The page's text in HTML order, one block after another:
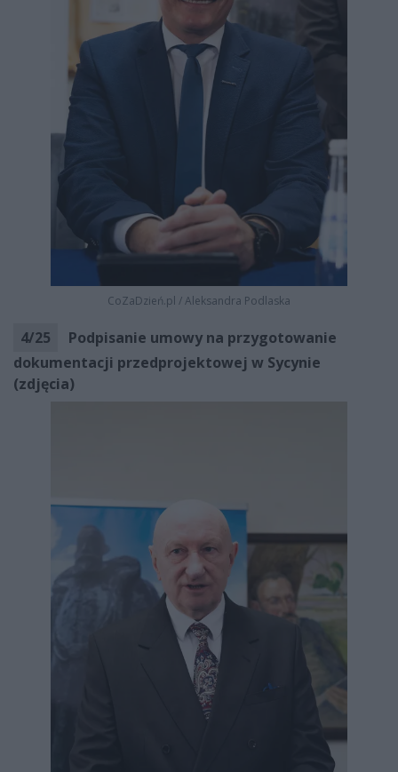
CoZaDzień.pl /Aleksandra Podlaska
4/25
Podpisanie umowy na przygotowanie
dokumentacji przedprojektowej w Sycynie
(zdjęcia)